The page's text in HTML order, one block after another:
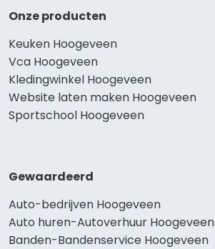
Onze producten
Keuken Hoogeveen
Vca Hoogeveen
Kledingwinkel Hoogeveen
Website laten maken Hoogeveen
Sportschool Hoogeveen
Gewaardeerd
Auto-bedrijven Hoogeveen
Auto huren-Autoverhuur Hoogeveen
Banden-Bandenservice Hoogeveen